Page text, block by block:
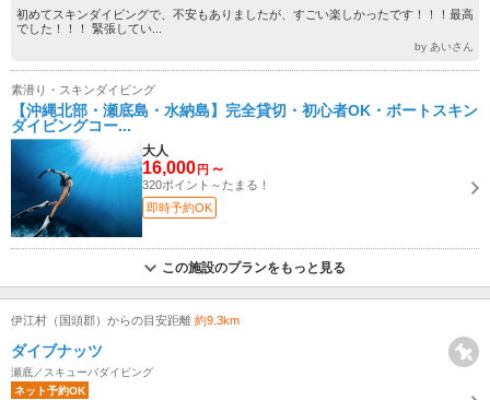
初めてスキンダイビングで、不安もありましたが、すごい楽しかったです！！！最高
でした！！！ 緊張してい...
by あいさん
素潜り・スキンダイビング
【沖縄北部・瀬底島・水納島】完全貸切・初心者OK・ボートスキン
ダイビングコー...
大人
16,000 円 ～
320ポイント～たまる！
即時予約OK
この施設のプランをもっと見る
伊江村（国頭郡）からの目安距離 約9.3km
ダイブナッツ
瀬底／スキューバダイビング
ネット予約OK